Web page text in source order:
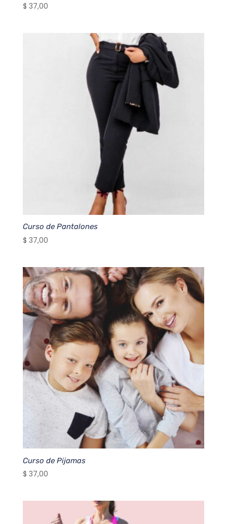
$ 37,00
Curso de Pantalones
$ 37,00
Curso de Pijamas
$ 37,00